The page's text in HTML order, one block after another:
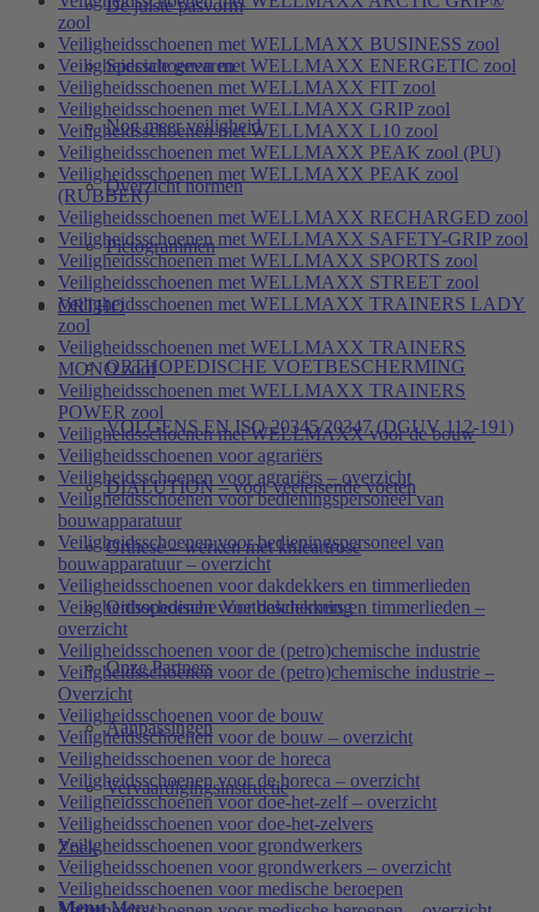
De juiste pasvorm
Speciale gevaren
Nog meer veiligheid
Overzicht normen
Pictogrammen
ORTHO
ORTHOPEDISCHE VOETBESCHERMING
VOLGENS EN ISO 20345/20347 (DGUV 112-191)
DIALUTION – voor veeleisende voeten
Orthese – werken met knieartrose
Orthopedische Voetbescherming
Onze Partners
Aanpassingen
Vervaardigingsinstructie
Zoek
Menu Menu
zool
Veiligheidsschoenen met WELLMAXX BUSINESS zool
Veiligheidsschoenen met WELLMAXX ENERGETIC zool
Veiligheidsschoenen met WELLMAXX FIT zool
Veiligheidsschoenen met WELLMAXX GRIP zool
Veiligheidsschoenen met WELLMAXX L10 zool
Veiligheidsschoenen met WELLMAXX PEAK zool (PU)
Veiligheidsschoenen met WELLMAXX PEAK zool
(RUBBER)
Veiligheidsschoenen met WELLMAXX RECHARGED zool
Veiligheidsschoenen met WELLMAXX SAFETY-GRIP zool
Veiligheidsschoenen met WELLMAXX SPORTS zool
Veiligheidsschoenen met WELLMAXX STREET zool
Veiligheidsschoenen met WELLMAXX TRAINERS LADY
zool
Veiligheidsschoenen met WELLMAXX TRAINERS
MONO zool
Veiligheidsschoenen met WELLMAXX TRAINERS
POWER zool
Veiligheidsschoenen met WELLMAXX voor de bouw
Veiligheidsschoenen voor agrariërs
Veiligheidsschoenen voor agrariërs – overzicht
Veiligheidsschoenen voor bedieningspersoneel van
bouwapparatuur
Veiligheidsschoenen voor bedieningspersoneel van
bouwapparatuur – overzicht
Veiligheidsschoenen voor dakdekkers en timmerlieden
Veiligheidsschoenen voor dakdekkers en timmerlieden –
overzicht
Veiligheidsschoenen voor de (petro)chemische industrie
Veiligheidsschoenen voor de (petro)chemische industrie –
Overzicht
Veiligheidsschoenen voor de bouw
Veiligheidsschoenen voor de bouw – overzicht
Veiligheidsschoenen voor de horeca
Veiligheidsschoenen voor de horeca – overzicht
Veiligheidsschoenen voor doe-het-zelf – overzicht
Veiligheidsschoenen voor doe-het-zelvers
Veiligheidsschoenen voor grondwerkers
Veiligheidsschoenen voor grondwerkers – overzicht
Veiligheidsschoenen voor medische beroepen